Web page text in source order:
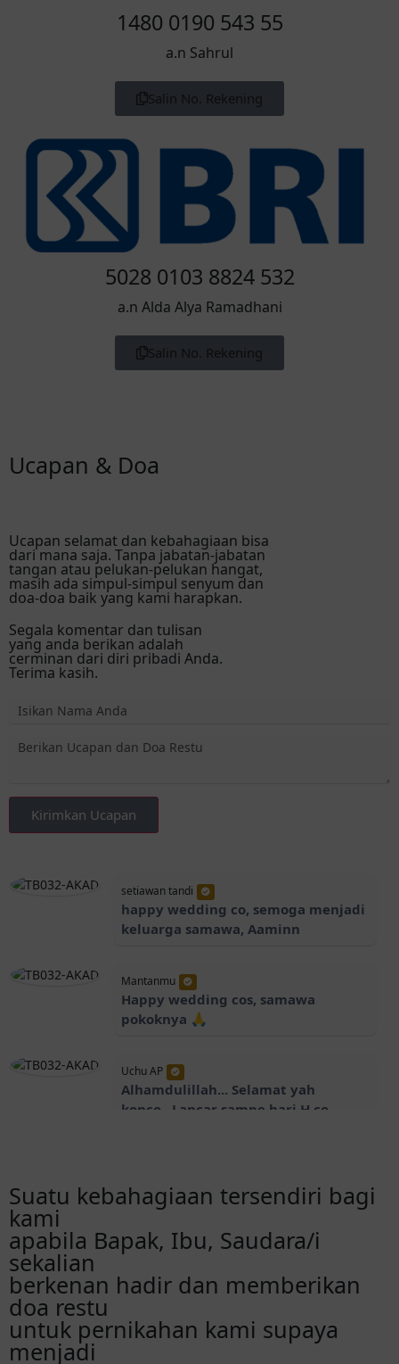
1480 0190 543 55
a.n Sahrul
Salin No. Rekening
5028 0103 8824 532
a.n Alda Alya Ramadhani
Salin No. Rekening
Ucapan & Doa
Ucapan selamat dan kebahagiaan bisa
dari mana saja. Tanpa jabatan-jabatan
tangan atau pelukan-pelukan hangat,
masih ada simpul-simpul senyum dan
doa-doa baik yang kami harapkan.
Segala komentar dan tulisan
yang anda berikan adalah
cerminan dari diri pribadi Anda.
Terima kasih.
Kirimkan Ucapan
setiawan tandi
happy wedding co, semoga menjadi
keluarga samawa, Aaminn
Mantanmu
Happy wedding cos, samawa
pokoknya 🙏
Uchu AP
Alhamdulillah... Selamat yah
konco...Lancar sampe hari H co..
Senofri
menjadi keluarga yg samawa. Aminnnnn
Ulum
Selamat moncos, semoga menjadi keluarga
yang samawa 🤲
Suatu kebahagiaan tersendiri bagi
kami
apabila Bapak, Ibu, Saudara/i
sekalian
berkenan hadir dan memberikan
doa restu
untuk pernikahan kami supaya
menjadi